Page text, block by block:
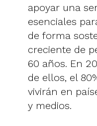
apoyar una
esenciales
de forma
creciente de
60 años. En
de ellos, el
vivirán en
y medios.